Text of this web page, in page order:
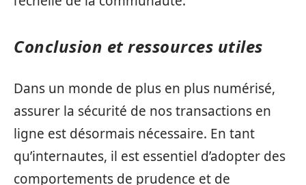
Conclusion et ressources utiles
Dans un monde de plus en plus numérisé,
assurer la sécurité de nos transactions en
ligne est désormais nécessaire. En tant
qu’internautes, il est essentiel d’adopter des
comportements de prudence et de